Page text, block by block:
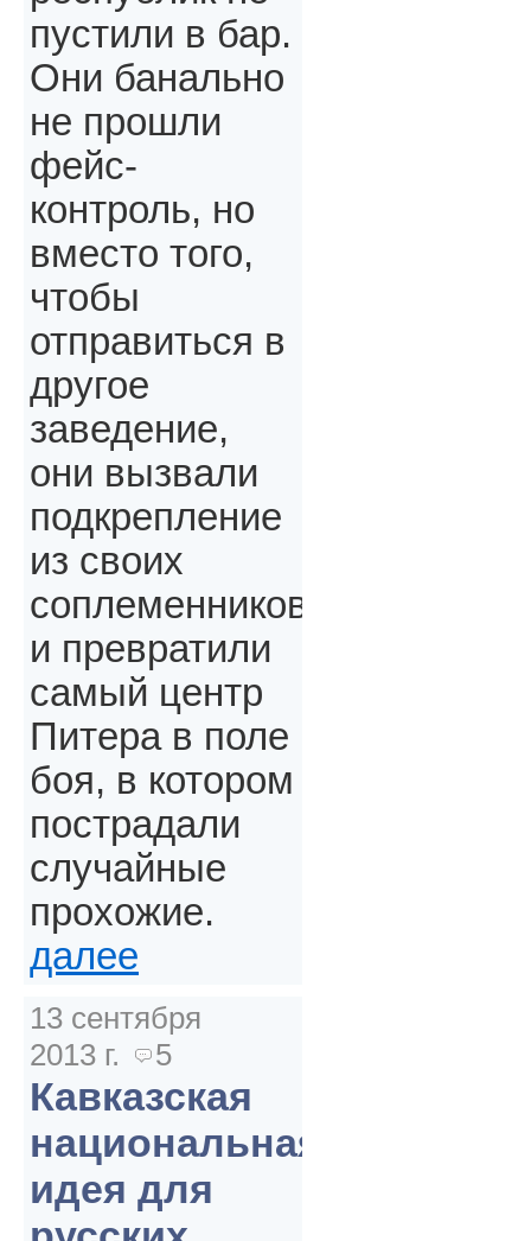
пустили в бар.
Они банально
не прошли
фейс-
контроль, но
вместо того,
чтобы
отправиться в
другое
заведение,
они вызвали
подкрепление
из своих
соплеменников
и превратили
самый центр
Питера в поле
боя, в котором
пострадали
случайные
прохожие.
далее
13 сентября
2013 г.
5
Кавказская
национальная
идея для